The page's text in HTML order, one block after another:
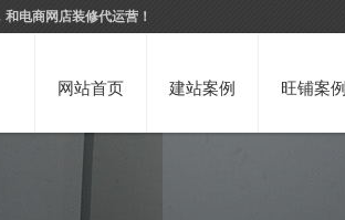
电商网店装修代运营！
网站首页 建站案例 旺铺案例